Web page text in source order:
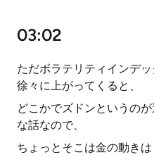
03:02
ただボラテリティインデ
徐々に上がってくると、
どこかでズドンというの
な話なので、
ちょっとそこは金の動き